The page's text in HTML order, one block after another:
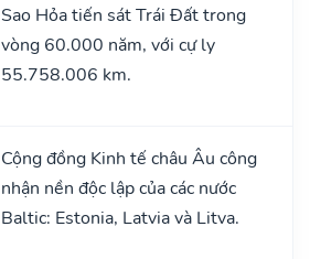
Sao Hỏa tiến sát Trái Đất trong
vòng 60.000 năm, với cự ly
55.758.006 km.
Cộng đồng Kinh tế châu Âu công
nhận nền độc lập của các nước
Baltic: Estonia, Latvia và Litva.